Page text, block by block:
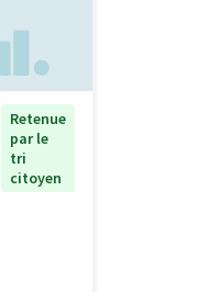
Retenue
par le
tri
citoyen